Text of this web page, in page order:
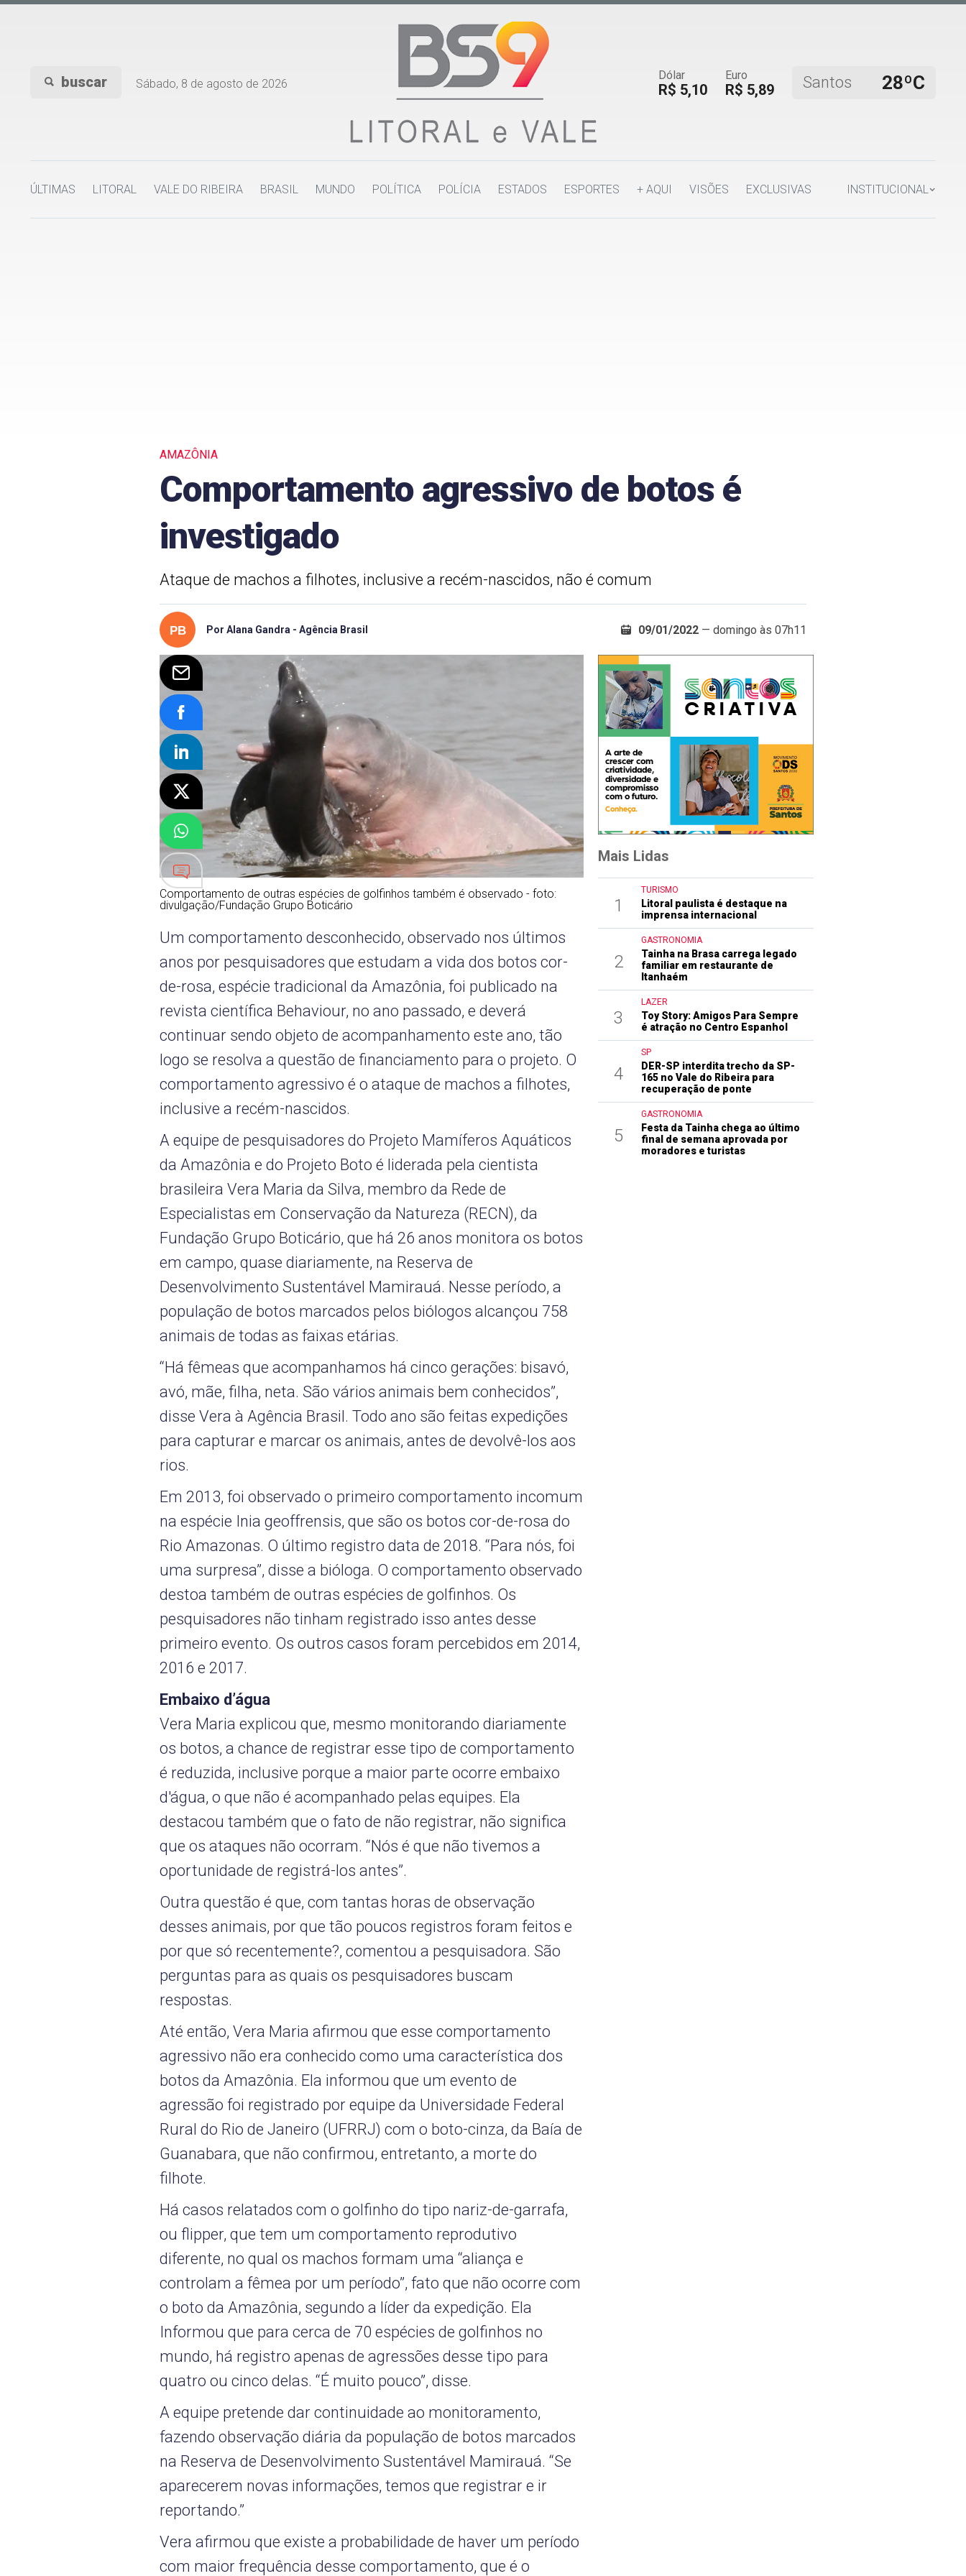
buscar Sábado, 8 de agosto de 2026
Dólar
R$ 5,10
Euro
R$ 5,89 Santos 28ºC
ÚLTIMAS LITORAL VALE DO RIBEIRA BRASIL MUNDO POLÍTICA POLÍCIA ESTADOS ESPORTES + AQUI VISÕES EXCLUSIVAS INSTITUCIONAL
AMAZÔNIA
Comportamento agressivo de botos é
investigado
Ataque de machos a filhotes, inclusive a recém-nascidos, não é comum
Por Alana Gandra - Agência Brasil 09/01/2022 — domingo às 07h11
Comportamento de outras espécies de golfinhos também é observado - foto:
divulgação/Fundação Grupo Boticário
Um comportamento desconhecido, observado nos últimos
anos por pesquisadores que estudam a vida dos botos cor-
de-rosa, espécie tradicional da Amazônia, foi publicado na
revista científica Behaviour, no ano passado, e deverá
continuar sendo objeto de acompanhamento este ano, tão
logo se resolva a questão de financiamento para o projeto. O
comportamento agressivo é o ataque de machos a filhotes,
inclusive a recém-nascidos.
A equipe de pesquisadores do Projeto Mamíferos Aquáticos
da Amazônia e do Projeto Boto é liderada pela cientista
brasileira Vera Maria da Silva, membro da Rede de
Especialistas em Conservação da Natureza (RECN), da
Fundação Grupo Boticário, que há 26 anos monitora os botos
em campo, quase diariamente, na Reserva de
Desenvolvimento Sustentável Mamirauá. Nesse período, a
população de botos marcados pelos biólogos alcançou 758
animais de todas as faixas etárias.
“Há fêmeas que acompanhamos há cinco gerações: bisavó,
avó, mãe, filha, neta. São vários animais bem conhecidos”,
disse Vera à Agência Brasil. Todo ano são feitas expedições
para capturar e marcar os animais, antes de devolvê-los aos
rios.
Em 2013, foi observado o primeiro comportamento incomum
na espécie Inia geoffrensis, que são os botos cor-de-rosa do
Rio Amazonas. O último registro data de 2018. “Para nós, foi
uma surpresa”, disse a bióloga. O comportamento observado
destoa também de outras espécies de golfinhos. Os
pesquisadores não tinham registrado isso antes desse
primeiro evento. Os outros casos foram percebidos em 2014,
2016 e 2017.
Embaixo d’água
Vera Maria explicou que, mesmo monitorando diariamente
os botos, a chance de registrar esse tipo de comportamento
é reduzida, inclusive porque a maior parte ocorre embaixo
d'água, o que não é acompanhado pelas equipes. Ela
destacou também que o fato de não registrar, não significa
que os ataques não ocorram. “Nós é que não tivemos a
oportunidade de registrá-los antes”.
Outra questão é que, com tantas horas de observação
desses animais, por que tão poucos registros foram feitos e
por que só recentemente?, comentou a pesquisadora. São
perguntas para as quais os pesquisadores buscam
respostas.
Até então, Vera Maria afirmou que esse comportamento
agressivo não era conhecido como uma característica dos
botos da Amazônia. Ela informou que um evento de
agressão foi registrado por equipe da Universidade Federal
Rural do Rio de Janeiro (UFRRJ) com o boto-cinza, da Baía de
Guanabara, que não confirmou, entretanto, a morte do
filhote.
Há casos relatados com o golfinho do tipo nariz-de-garrafa,
ou flipper, que tem um comportamento reprodutivo
diferente, no qual os machos formam uma “aliança e
controlam a fêmea por um período”, fato que não ocorre com
o boto da Amazônia, segundo a líder da expedição. Ela
Informou que para cerca de 70 espécies de golfinhos no
mundo, há registro apenas de agressões desse tipo para
quatro ou cinco delas. “É muito pouco”, disse.
A equipe pretende dar continuidade ao monitoramento,
fazendo observação diária da população de botos marcados
na Reserva de Desenvolvimento Sustentável Mamirauá. “Se
aparecerem novas informações, temos que registrar e ir
reportando.”
Vera afirmou que existe a probabilidade de haver um período
com maior frequência desse comportamento, que é o
Mais Lidas
1
TURISMO
Litoral paulista é destaque na
imprensa internacional
2
GASTRONOMIA
Tainha na Brasa carrega legado
familiar em restaurante de
Itanhaém
3
LAZER
Toy Story: Amigos Para Sempre
é atração no Centro Espanhol
4
SP
DER-SP interdita trecho da SP-
165 no Vale do Ribeira para
recuperação de ponte
5
GASTRONOMIA
Festa da Tainha chega ao último
final de semana aprovada por
moradores e turistas